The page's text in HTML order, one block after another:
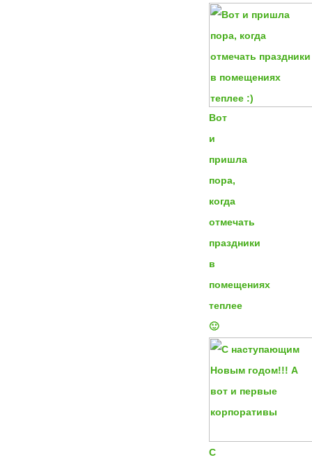
Вот
и
пришла
пора,
когда
отмечать
праздники
в
помещениях
теплее
🙂
С